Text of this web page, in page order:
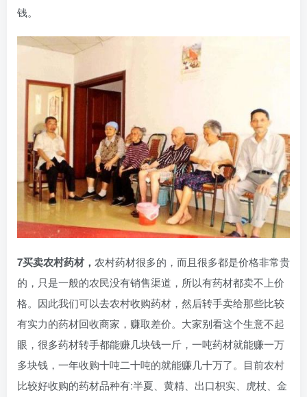
钱。
7买卖农村药材， 农村药材很多的，而且很多都是价格非常贵
的，只是一般的农民没有销售渠道，所以有药材都卖不上价
格。因此我们可以去农村收购药材，然后转手卖给那些比较
有实力的药材回收商家，赚取差价。大家别看这个生意不起
眼，很多药材转手都能赚几块钱一斤，一吨药材就能赚一万
多块钱，一年收购十吨二十吨的就能赚几十万了。目前农村
比较好收购的药材品种有:半夏、黄精、出口枳实、虎杖、金